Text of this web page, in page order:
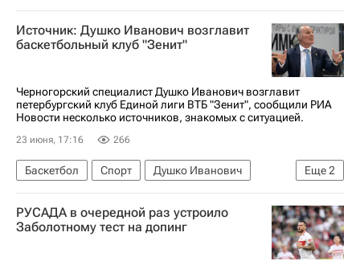
Ленинградская область
Антон Заболотный
Анна Анцелиович
Спартак Москва
Источник: Душко Иванович возглавит
баскетбольный клуб "Зенит"
Черногорский специалист Душко Иванович возглавит
петербургский клуб Единой лиги ВТБ "Зенит", сообщили РИА
Новости несколько источников, знакомых с ситуацией.
23 июня, 17:16 266
Еще2
Баскетбол Спорт
Душко Иванович
Деян Радоньич
Ростислав Вергун
РУСАДА в очередной раз устроило
Заболотному тест на допинг